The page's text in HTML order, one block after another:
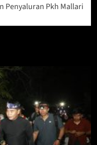
Penyaluran Pkh Mallari